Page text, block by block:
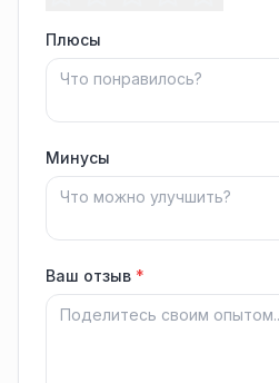
Плюсы
Минусы
Ваш отзыв *